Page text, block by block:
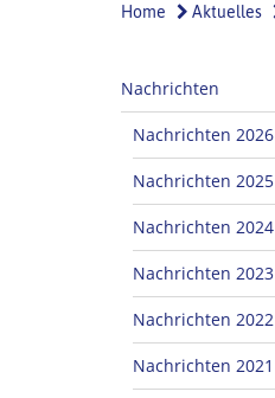
Home Aktuelles
Nachrichten
Nachrichten 2026
Nachrichten 2025
Nachrichten 2024
Nachrichten 2023
Nachrichten 2022
Nachrichten 2021